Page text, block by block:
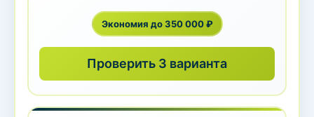
Экономия до 350 000 ₽
Проверить 3 варианта